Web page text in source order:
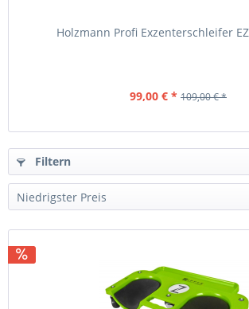
Holzmann Profi Exzenterschleifer
99,00 € * 109,00 € *
Filtern